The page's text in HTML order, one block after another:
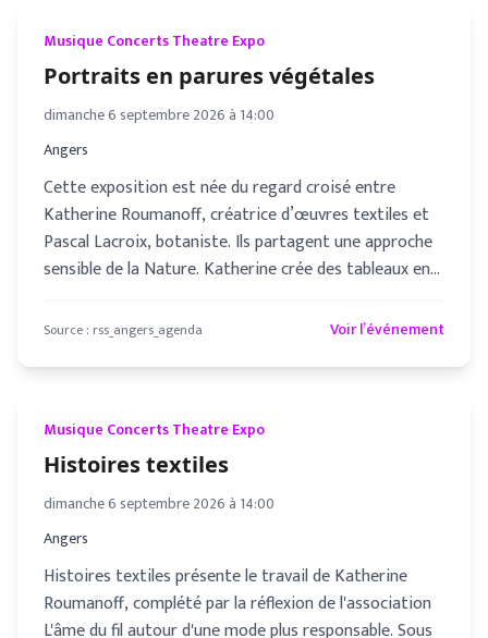
Musique Concerts Theatre Expo
Portraits en parures végétales
dimanche 6 septembre 2026 à 14:00
Angers
Cette exposition est née du regard croisé entre
Katherine Roumanoff, créatrice d’œuvres textiles et
Pascal Lacroix, botaniste. Ils partagent une approche
sensible de la Nature. Katherine crée des tableaux en
Source : rss_angers_agenda Voir l’événement
Musique Concerts Theatre Expo
Histoires textiles
dimanche 6 septembre 2026 à 14:00
Angers
Histoires textiles présente le travail de Katherine
Roumanoff, complété par la réflexion de l'association
L'âme du fil autour d'une mode plus responsable. Sous